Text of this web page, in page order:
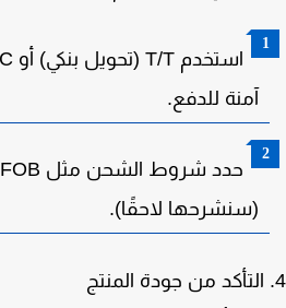
استخدمT/T (تحويل بنكي) أو LC (خطاب اعتماد)
آمنة للدفع.
حدد شروط الشحن مثلFOBأو
(سنشرحها لاحقًا).